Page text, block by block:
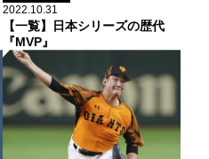
2022.10.31
【一覧】日本シリーズの歴代
『MVP』